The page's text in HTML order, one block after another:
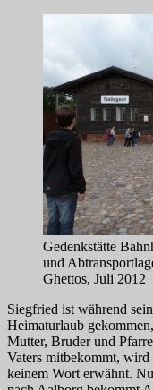
Gedenkstätte
und
Ghettos, Juli 2012
Siegfried ist während
Heimaturlaub
Mutter, Bruder und
Vaters mitbekommt,
keinem Wort erwähnt.